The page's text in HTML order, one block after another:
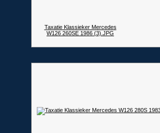
Taxatie Klassieker Mercedes
W126 260SE 1986 (3).JPG